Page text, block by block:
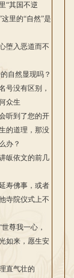
“其国不逆
里的“自然”是
堕入恶道而不
自然显现吗？
号没有区别，
众生
听到了您的开
的道理，那没
办？
皈依文的前几
寿佛事，或者
寺院仪式上不
尊我一心，
如来，愿生安
直气壮的